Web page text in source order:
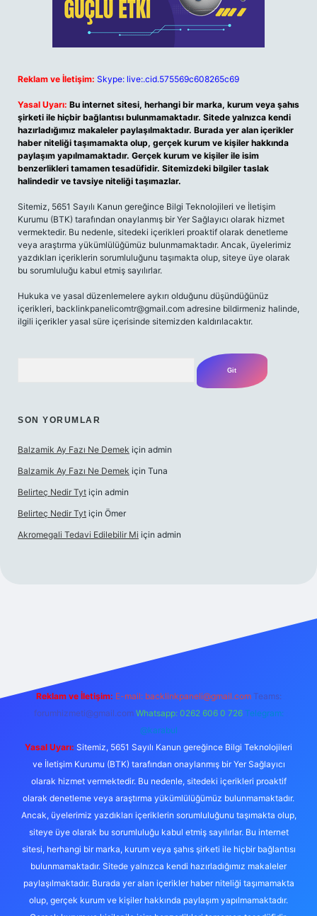
Reklam ve İletişim: Skype: live:.cid.575569c608265c69
Yasal Uyarı: Bu internet sitesi, herhangi bir marka, kurum veya şahıs
şirketi ile hiçbir bağlantısı bulunmamaktadır. Sitede yalnızca kendi
hazırladığımız makaleler paylaşılmaktadır. Burada yer alan içerikler
haber niteliği taşımamakta olup, gerçek kurum ve kişiler hakkında
paylaşım yapılmamaktadır. Gerçek kurum ve kişiler ile isim
benzerlikleri tamamen tesadüfidir. Sitemizdeki bilgiler taslak
halindedir ve tavsiye niteliği taşımazlar.
Sitemiz, 5651 Sayılı Kanun gereğince Bilgi Teknolojileri ve İletişim
Kurumu (BTK) tarafından onaylanmış bir Yer Sağlayıcı olarak hizmet
vermektedir. Bu nedenle, sitedeki içerikleri proaktif olarak denetleme
veya araştırma yükümlülüğümüz bulunmamaktadır. Ancak, üyelerimiz
yazdıkları içeriklerin sorumluluğunu taşımakta olup, siteye üye olarak
bu sorumluluğu kabul etmiş sayılırlar.
Hukuka ve yasal düzenlemelere aykırı olduğunu düşündüğünüz
içerikleri, backlinkpanelicomtr@gmail.com adresine bildirmeniz halinde,
ilgili içerikler yasal süre içerisinde sitemizden kaldırılacaktır.
SON YORUMLAR
Balzamik Ay Fazı Ne Demek için admin
Balzamik Ay Fazı Ne Demek için Tuna
Belirteç Nedir Tyt için admin
Belirteç Nedir Tyt için Ömer
Akromegali Tedavi Edilebilir Mi için admin
Reklam ve İletişim: E-mail: backlinkpaneli@gmail.com Teams:
forumhizmeti@gmail.com Whatsapp: 0262 606 0 726 Telegram:
@karabul
Yasal Uyarı: Sitemiz, 5651 Sayılı Kanun gereğince Bilgi Teknolojileri
ve İletişim Kurumu (BTK) tarafından onaylanmış bir Yer Sağlayıcı
olarak hizmet vermektedir. Bu nedenle, sitedeki içerikleri proaktif
olarak denetleme veya araştırma yükümlülüğümüz bulunmamaktadır.
Ancak, üyelerimiz yazdıkları içeriklerin sorumluluğunu taşımakta olup,
siteye üye olarak bu sorumluluğu kabul etmiş sayılırlar. Bu internet
sitesi, herhangi bir marka, kurum veya şahıs şirketi ile hiçbir bağlantısı
bulunmamaktadır. Sitede yalnızca kendi hazırladığımız makaleler
paylaşılmaktadır. Burada yer alan içerikler haber niteliği taşımamakta
olup, gerçek kurum ve kişiler hakkında paylaşım yapılmamaktadır.